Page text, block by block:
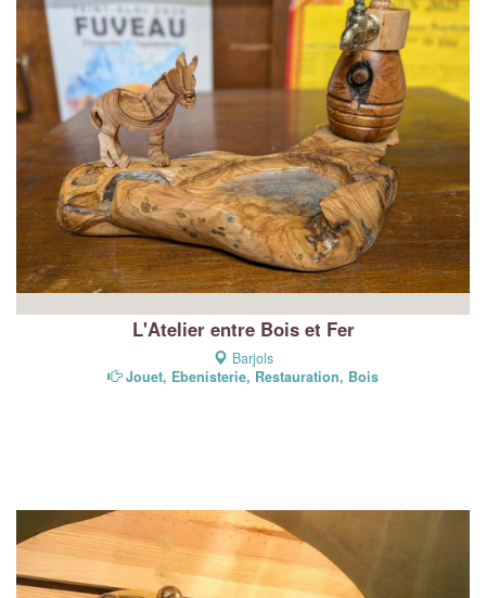
L'Atelier entre Bois et Fer
Barjols
Jouet, Ebenisterie, Restauration, Bois